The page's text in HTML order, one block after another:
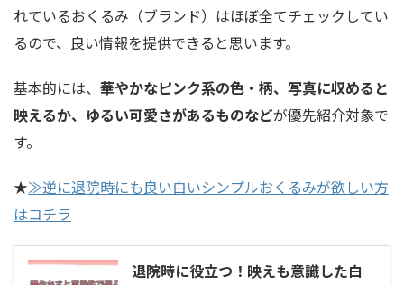
れているおくるみ（ブランド）はほぼ全てチェックしてい
るので、良い情報を提供できると思います。
基本的には、 華やかなピンク系の色・柄、写真に収めると
映えるか、ゆるい可愛さがあるものなどが優先紹介対象で
す。
★≫逆に退院時にも良い白いシンプルおくるみが欲しい方
はコチラ
退院時に役立つ！映えも意識した白